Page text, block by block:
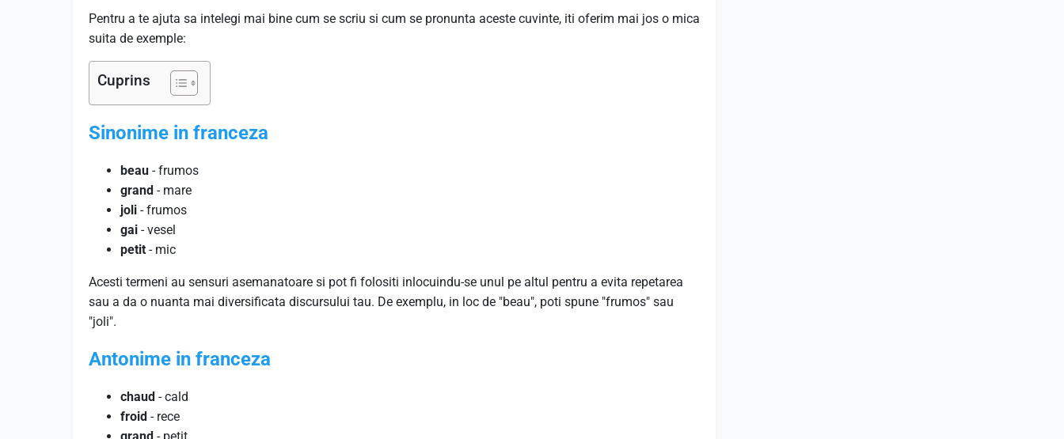
Pentru a te ajuta sa intelegi mai bine cum se scriu si cum se pronunta aceste cuvinte, iti oferim mai jos o mica
suita de exemple:
Cuprins
Sinonime in franceza
beau - frumos
grand - mare
joli - frumos
gai - vesel
petit - mic
Acesti termeni au sensuri asemanatoare si pot fi folositi inlocuindu-se unul pe altul pentru a evita repetarea
sau a da o nuanta mai diversificata discursului tau. De exemplu, in loc de "beau", poti spune "frumos" sau
"joli".
Antonime in franceza
chaud - cald
froid - rece